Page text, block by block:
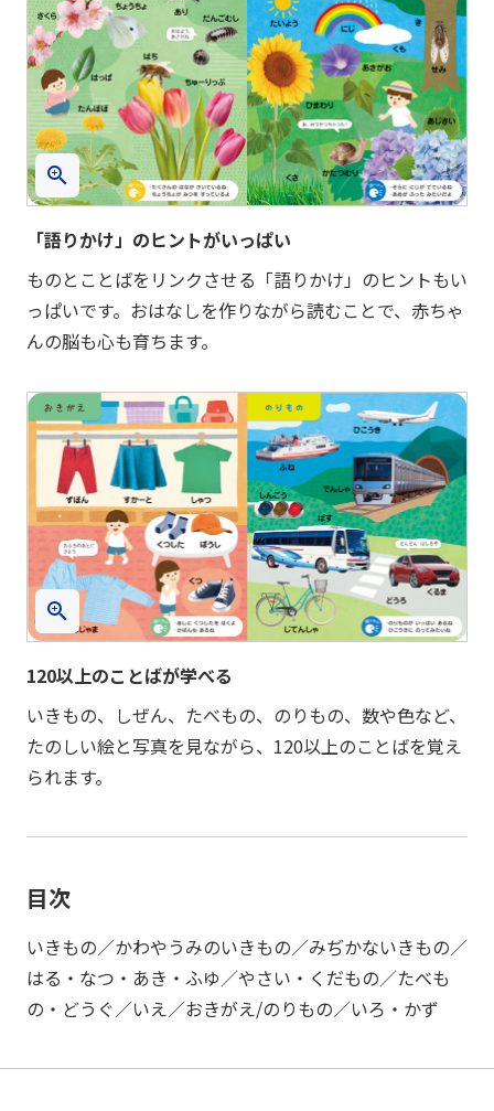
「語りかけ」のヒントがいっぱい
ものとことばをリンクさせる「語りかけ」のヒントもい
っぱいです。おはなしを作りながら読むことで、赤ちゃ
んの脳も心も育ちます。
120以上のことばが学べる
いきもの、しぜん、たべもの、のりもの、数や色など、
たのしい絵と写真を見ながら、120以上のことばを覚え
られます。
目次
いきもの／かわやうみのいきもの／みぢかないきもの／
はる・なつ・あき・ふゆ／やさい・くだもの／たべも
の・どうぐ／いえ／おきがえ/のりもの／いろ・かず